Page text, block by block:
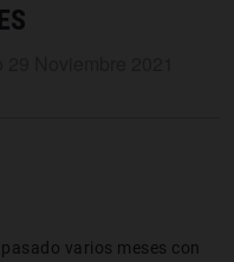
pasado varios meses con